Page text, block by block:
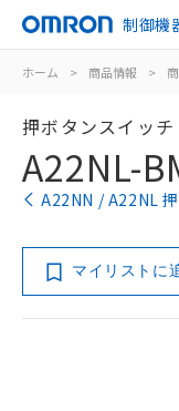
制御機
ホーム > 商品情報 >
押ボタンスイッチ
A22NL-
A22NN / A22NL
マイリストに